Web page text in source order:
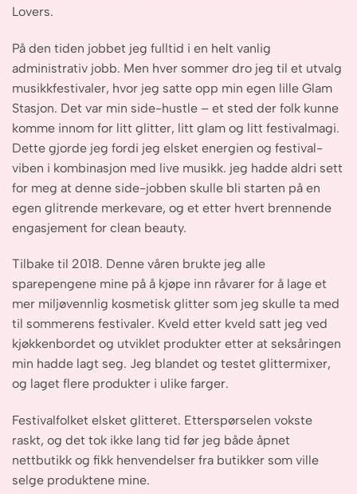
Lovers.
På den tiden jobbet jeg fulltid i en helt vanlig
administrativ jobb. Men hver sommer dro jeg til et utvalg
musikkfestivaler, hvor jeg satte opp min egen lille Glam
Stasjon. Det var min side-hustle – et sted der folk kunne
komme innom for litt glitter, litt glam og litt festivalmagi.
Dette gjorde jeg fordi jeg elsket energien og festival-
viben i kombinasjon med live musikk. jeg hadde aldri sett
for meg at denne side-jobben skulle bli starten på en
egen glitrende merkevare, og et etter hvert brennende
engasjement for clean beauty.
Tilbake til 2018. Denne våren brukte jeg alle
sparepengene mine på å kjøpe inn råvarer for å lage et
mer miljøvennlig kosmetisk glitter som jeg skulle ta med
til sommerens festivaler. Kveld etter kveld satt jeg ved
kjøkkenbordet og utviklet produkter etter at seksåringen
min hadde lagt seg. Jeg blandet og testet glittermixer,
og laget flere produkter i ulike farger.
Festivalfolket elsket glitteret. Etterspørselen vokste
raskt, og det tok ikke lang tid før jeg både åpnet
nettbutikk og fikk henvendelser fra butikker som ville
selge produktene mine.